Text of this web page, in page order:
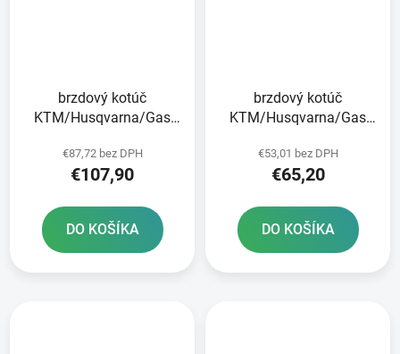
brzdový kotúč
KTM/Husqvarna/Gas
€87,72 bez DPH
€107,90
DO KOŠÍKA
brzdový kotúč
KTM/Husqvarna/Gas
€53,01 bez DPH
€65,20
DO KOŠÍKA